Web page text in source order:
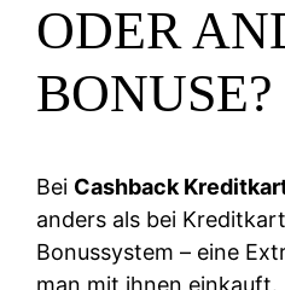
ODER
BONUSE?
Bei Cashback
anders als bei
Bonussystem – eine
man mit ihnen einkauft.